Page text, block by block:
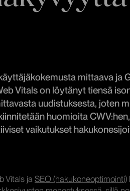
mittaava ja
Vitals on löytänyt tiensä
uudistuksesta, joten
huomioita
vaikutukset
Vitals ja SEO (hakukoneoptimointi)